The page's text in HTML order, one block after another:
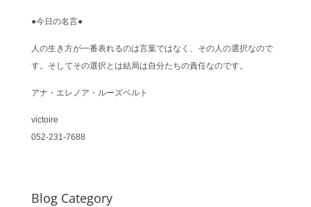
●今日の名言●
人の生き方が一番表れるのは言葉ではなく、その人の選択なので
す。そしてその選択とは結局は自分たちの責任なのです。
アナ・エレノア・ルーズベルト
victoire
052-231-7688
Blog Category